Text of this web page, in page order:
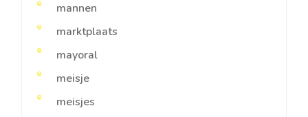
mannen
marktplaats
mayoral
meisje
meisjes